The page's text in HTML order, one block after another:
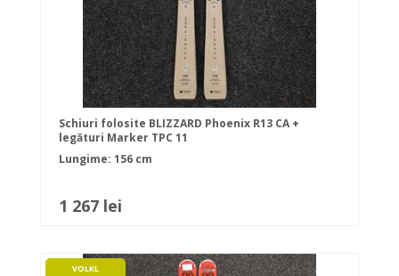
Schiuri folosite BLIZZARD Phoenix R13 CA +
legături Marker TPC 11
Lungime: 156 cm
1 267 lei
VOLKL